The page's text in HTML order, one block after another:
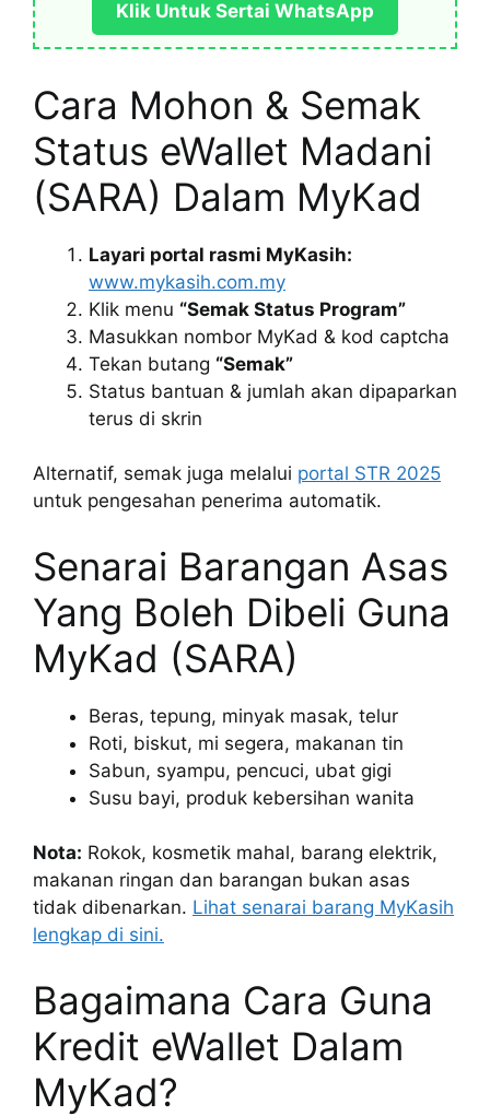
Klik Untuk Sertai WhatsApp
Cara Mohon & Semak
Status eWallet Madani
(SARA) Dalam MyKad
Layari portal rasmi MyKasih:
www.mykasih.com.my
Klik menu “Semak Status Program”
Masukkan nombor MyKad & kod captcha
Tekan butang “Semak”
Status bantuan & jumlah akan dipaparkan
terus di skrin
Alternatif, semak juga melalui portal STR 2025
untuk pengesahan penerima automatik.
Senarai Barangan Asas
Yang Boleh Dibeli Guna
MyKad (SARA)
Beras, tepung, minyak masak, telur
Roti, biskut, mi segera, makanan tin
Sabun, syampu, pencuci, ubat gigi
Susu bayi, produk kebersihan wanita
Nota: Rokok, kosmetik mahal, barang elektrik,
makanan ringan dan barangan bukan asas
tidak dibenarkan. Lihat senarai barang MyKasih
lengkap di sini.
Bagaimana Cara Guna
Kredit eWallet Dalam
MyKad?